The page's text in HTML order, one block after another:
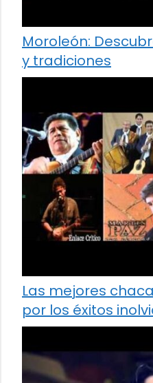
Moroleón:
y tradiciones
Las mejores
por los éxitos